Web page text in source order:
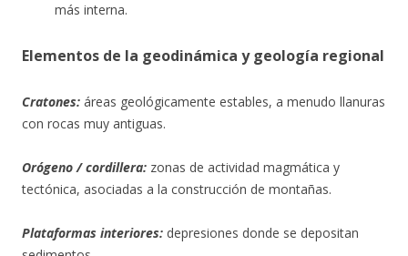
más interna.
Elementos de la geodinámica y geología regional
Cratones: áreas geológicamente estables, a menudo llanuras
con rocas muy antiguas.
Orógeno / cordillera: zonas de actividad magmática y
tectónica, asociadas a la construcción de montañas.
Plataformas interiores: depresiones donde se depositan